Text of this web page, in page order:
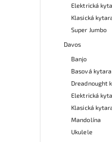
Elektrická
Klasická
Super Jumbo
Davos
Banjo
Basová kytara
Dreadnought
Elektrická
Klasická
Mandolína
Ukulele